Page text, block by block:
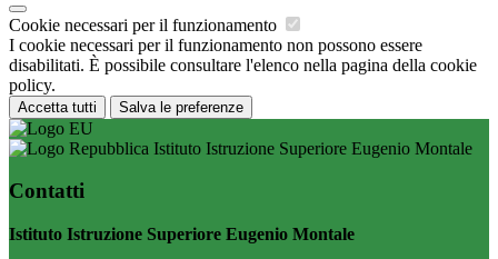
Cookie necessari per il funzionamento
I cookie necessari per il funzionamento non possono essere
disabilitati. È possibile consultare l'elenco nella pagina della cookie
policy.
Accetta tutti Salva le preferenze
Istituto Istruzione Superiore Eugenio Montale
Contatti
Istituto Istruzione Superiore Eugenio Montale